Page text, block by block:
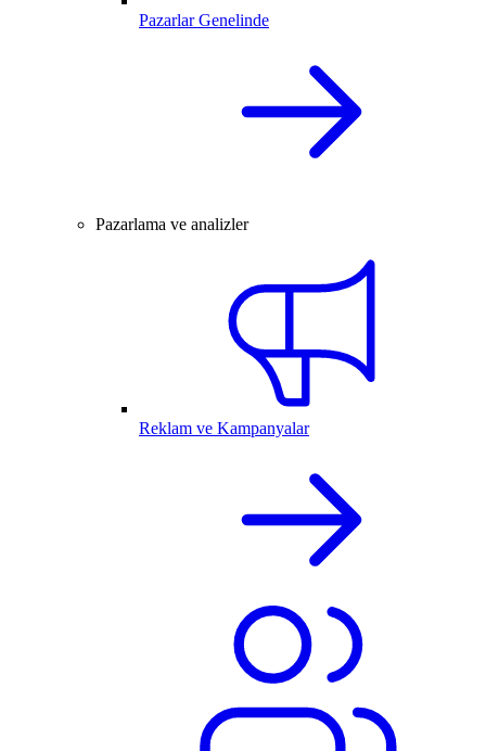
Pazarlar Genelinde
Pazarlama ve analizler
Reklam ve Kampanyalar